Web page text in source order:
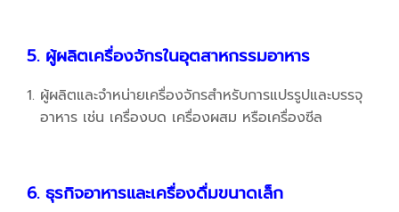
5. ผู้ผลิตเครื่องจักรในอุตสาหกรรมอาหาร
ผู้ผลิตและจำหน่ายเครื่องจักรสำหรับการแปรรูปและบรรจุ
อาหาร เช่น เครื่องบด เครื่องผสม หรือเครื่องซีล
6. ธุรกิจอาหารและเครื่องดื่มขนาดเล็ก